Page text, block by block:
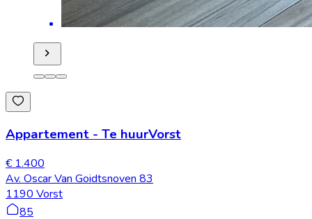
Appartement - Te huurVorst
€ 1.400
Av. Oscar Van Goidtsnoven 83
1190 Vorst
85